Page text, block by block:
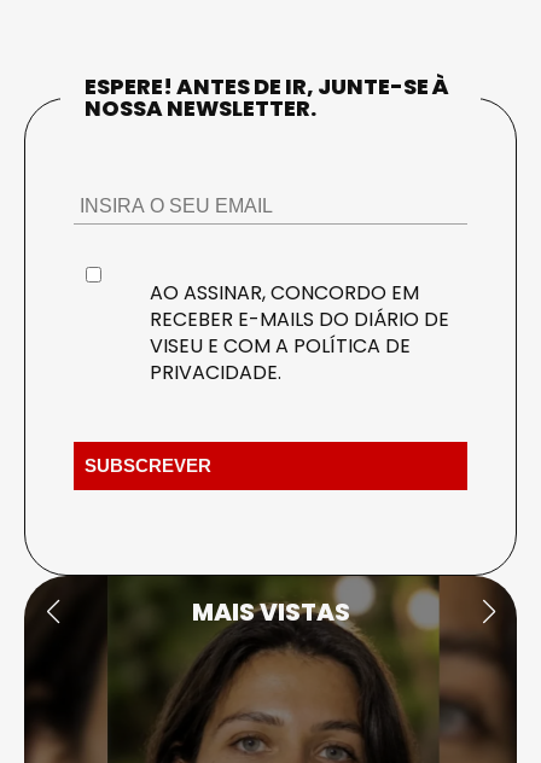
ESPERE! ANTES DE IR, JUNTE-SE À
NOSSA NEWSLETTER.
AO ASSINAR, CONCORDO EM
RECEBER E-MAILS DO DIÁRIO DE
VISEU E COM A POLÍTICA DE
PRIVACIDADE.
MAIS VISTAS